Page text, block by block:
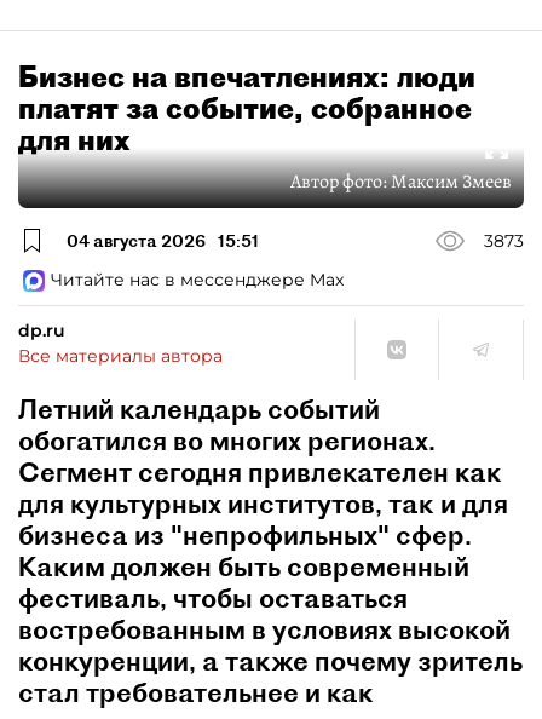
Бизнес на впечатлениях: люди
платят за событие, собранное
для них
Автор фото:Максим Змеев
04 августа 2026 15:51
3873
Читайте нас в мессенджере Max
dp.ru
Все материалы автора
Летний календарь событий
обогатился во многих регионах.
Сегмент сегодня привлекателен как
для культурных институтов, так и для
бизнеса из "непрофильных" сфер.
Каким должен быть современный
фестиваль, чтобы оставаться
востребованным в условиях высокой
конкуренции, а также почему зритель
стал требовательнее и как